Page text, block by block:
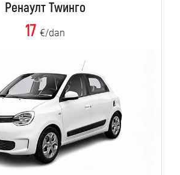
Ренаулт Тwинго
17 €/dan